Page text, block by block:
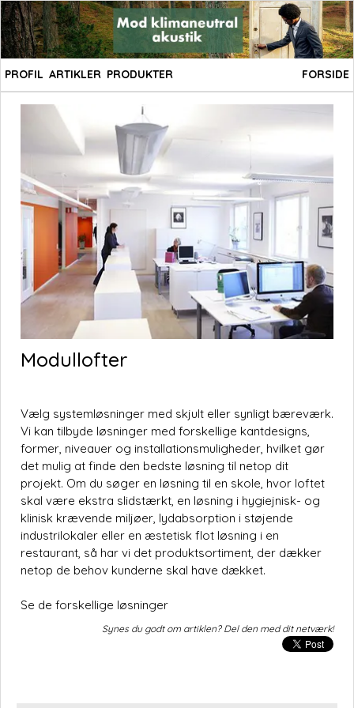
PROFIL ARTIKLER PRODUKTER FORSIDE
Modullofter
Vælg systemløsninger med skjult eller synligt bæreværk.
Vi kan tilbyde løsninger med forskellige kantdesigns,
former, niveauer og installationsmuligheder, hvilket gør
det mulig at finde den bedste løsning til netop dit
projekt. Om du søger en løsning til en skole, hvor loftet
skal være ekstra slidstærkt, en løsning i hygiejnisk- og
klinisk krævende miljøer, lydabsorption i støjende
industrilokaler eller en æstetisk flot løsning i en
restaurant, så har vi det produktsortiment, der dækker
netop de behov kunderne skal have dækket.
Se de forskellige løsninger
Synes du godt om artiklen? Del den med dit netværk!